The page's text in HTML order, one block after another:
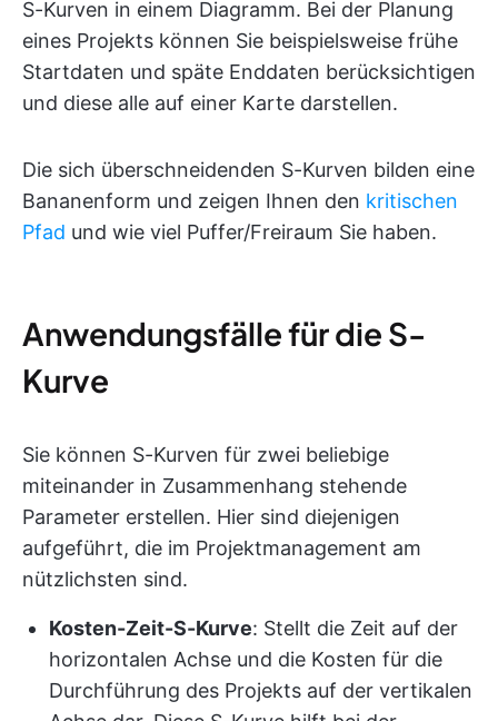
S-Kurven in einem Diagramm. Bei der Planung
eines Projekts können Sie beispielsweise frühe
Startdaten und späte Enddaten berücksichtigen
und diese alle auf einer Karte darstellen.
Die sich überschneidenden S-Kurven bilden eine
Bananenform und zeigen Ihnen den kritischen
Pfad und wie viel Puffer/Freiraum Sie haben.
Anwendungsfälle für die S-
Kurve
Sie können S-Kurven für zwei beliebige
miteinander in Zusammenhang stehende
Parameter erstellen. Hier sind diejenigen
aufgeführt, die im Projektmanagement am
nützlichsten sind.
Kosten-Zeit-S-Kurve: Stellt die Zeit auf der
horizontalen Achse und die Kosten für die
Durchführung des Projekts auf der vertikalen